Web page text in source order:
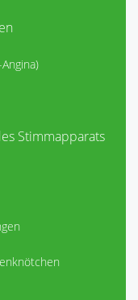
Stimmapparats